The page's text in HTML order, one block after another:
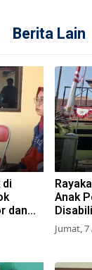
Berita Lain
dan
Anak
Jumat,